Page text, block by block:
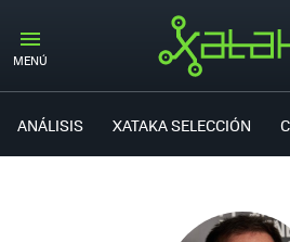
MENÚ
ANÁLISIS XATAKA SELECCIÓN